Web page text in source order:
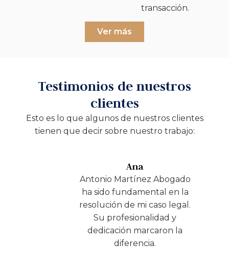
transacción.
Ver más
Testimonios de nuestros
clientes
Esto es lo que algunos de nuestros clientes
tienen que decir sobre nuestro trabajo:
Ana
Antonio Martínez Abogado
ha sido fundamental en la
resolución de mi caso legal.
Su profesionalidad y
dedicación marcaron la
diferencia.